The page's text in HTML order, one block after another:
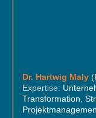
Dr. Hartwig Maly (
Expertise:
Transformation,